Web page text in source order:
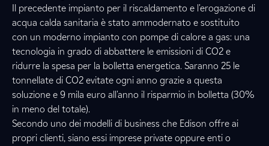
Il precedente impianto per il riscaldamento e l'erogazione di
acqua calda sanitaria è stato ammodernato e sostituito
con un moderno impianto con pompe di calore a gas: una
tecnologia in grado di abbattere le emissioni di CO2 e
ridurre la spesa per la bolletta energetica. Saranno 25 le
tonnellate di CO2 evitate ogni anno grazie a questa
soluzione e 9 mila euro all'anno il risparmio in bolletta (30%
in meno del totale).
Secondo uno dei modelli di business che Edison offre ai
propri clienti, siano essi imprese private oppure enti o